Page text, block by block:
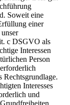
Soweit eine
einer
c DSGVO als
Interessen
Person
Interesses
und